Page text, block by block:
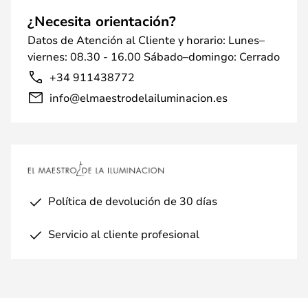
¿Necesita orientación?
Datos de Atención al Cliente y horario: Lunes–
viernes: 08.30 - 16.00 Sábado–domingo: Cerrado
+34 911438772
info@elmaestrodelailuminacion.es
Política de devolución de 30 días
Servicio al cliente profesional